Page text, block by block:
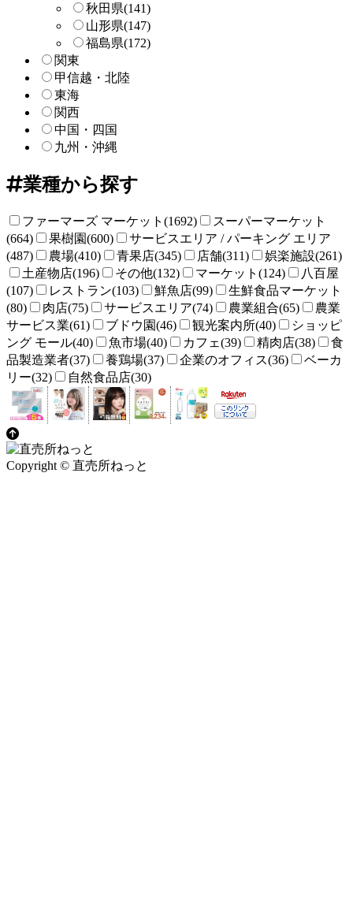
秋田県(141)
山形県(147)
福島県(172)
関東
甲信越・北陸
東海
関西
中国・四国
九州・沖縄
業種から探す
ファーマーズ マーケット(1692)
スーパーマーケット
(664)
果樹園(600)
サービスエリア / パーキング エリア
(487)
農場(410) 青果店(345) 店舗(311)
娯楽施設(261)
土産物店(196)
その他(132) マーケット(124)
八百屋
(107)
レストラン(103) 鮮魚店(99)
生鮮食品マーケット
(80)
肉店(75) サービスエリア(74) 農業組合(65)
農業
サービス業(61)
ブドウ園(46) 観光案内所(40)
ショッピ
ング モール(40)
魚市場(40) カフェ(39) 精肉店(38)
食
品製造業者(37)
養鶏場(37) 企業のオフィス(36)
ベーカ
リー(32)
自然食品店(30)
Copyright © 直売所ねっと